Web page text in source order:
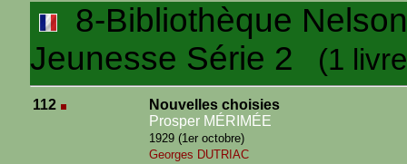
8-Bibliothèque
Jeunesse Série 2 (1
112
Nouvelles choisies
Prosper MÉRIMÉE
1929 (1er octobre)
Georges DUTRIAC